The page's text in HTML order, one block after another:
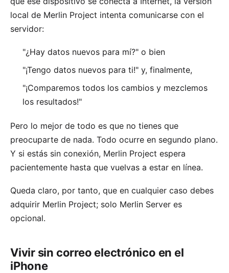
local de Merlin Project intenta comunicarse con el
servidor:
"¿Hay datos nuevos para mí?" o bien
"¡Tengo datos nuevos para ti!" y, finalmente,
"¡Comparemos todos los cambios y mezclemos
los resultados!"
Pero lo mejor de todo es que no tienes que
preocuparte de nada. Todo ocurre en segundo plano.
Y si estás sin conexión, Merlin Project espera
pacientemente hasta que vuelvas a estar en línea.
Queda claro, por tanto, que en cualquier caso debes
adquirir Merlin Project; solo Merlin Server es
opcional.
Vivir sin correo electrónico en el
iPhone